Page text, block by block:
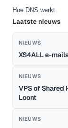
Hoe DNS werkt
Laatste nieuws
NIEUWS
XS4ALL e-
NIEUWS
VPS of Shared
Loont
NIEUWS